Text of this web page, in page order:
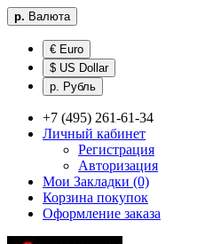
р. Валюта
€ Euro
$ US Dollar
р. Рубль
+7 (495) 261-61-34
Личный кабинет
Регистрация
Авторизация
Мои Закладки (0)
Корзина покупок
Оформление заказа